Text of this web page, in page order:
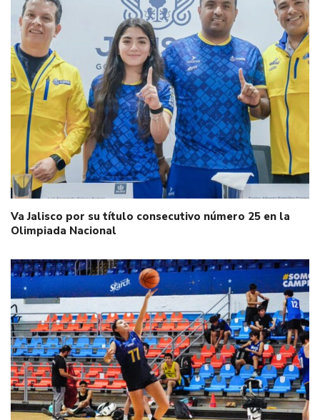
Va Jalisco por su título consecutivo número 25 en la
Olimpiada Nacional